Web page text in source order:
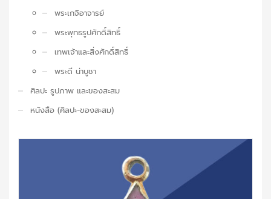
พระเกจิอาจารย์
พระพุทธรูปศักดิ์สิทธิ์
เทพเจ้าและสิ่งศักดิ์สิทธิ์
พระดี น่าบูชา
ศิลปะ รูปภาพ และของสะสม
หนังสือ (ศิลปะ-ของสะสม)